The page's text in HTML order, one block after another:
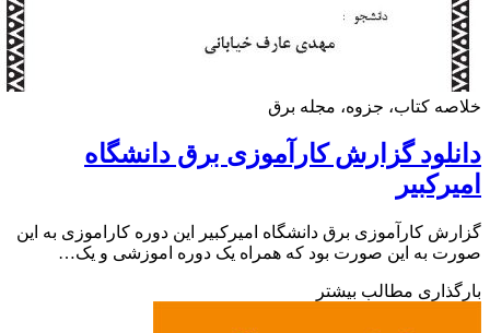
کتاب، جزوه، مجله برق
گزارش کارآموزی برق دانشگاه
کارآموزی برق دانشگاه امیرکبیر این دوره کاراموزی به این
به این صورت بود که همراه یک دوره اموزشی و یک…
مطالب بیشتر